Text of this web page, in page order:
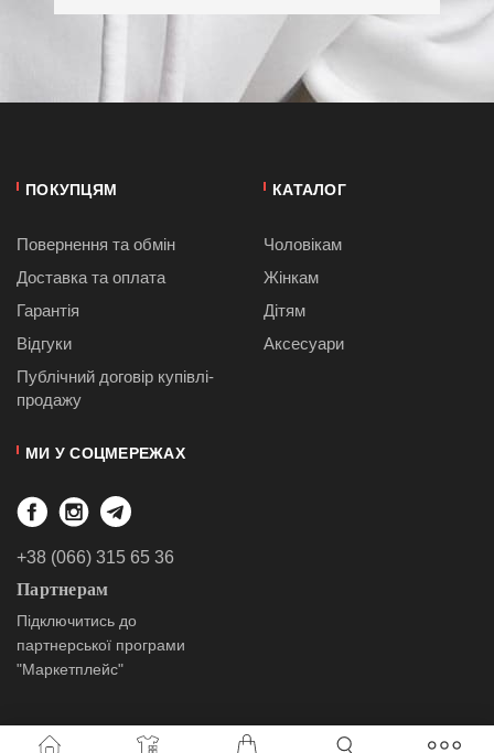
ПОКУПЦЯМ
Повернення та обмін
Доставка та оплата
Гарантія
Відгуки
Публiчний договiр купівлі-
продажу
КАТАЛОГ
Чоловікам
Жінкам
Дітям
Аксесуари
МИ У СОЦМЕРЕЖАХ
+38 (066) 315 65 36
Партнерам
Підключитись до
партнерської програми
"Маркетплейс"